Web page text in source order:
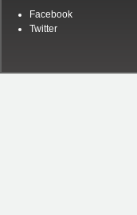
Facebook
Twitter